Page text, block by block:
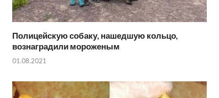
Полицейскую собаку, нашедшую кольцо,
вознаградили мороженым
01.08.2021